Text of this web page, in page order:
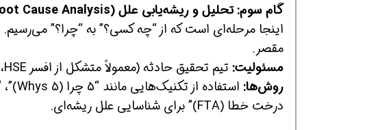
گام سوم: تحلیل و ریشه‌یابی علل (Root Cause Analysis)
اینجا مرحله‌ای است که از “چه کسی؟” به “چرا؟”
مقصر.
مسئولیت: تیم تحقیق حادثه (معمولاً متشکل از افسر HSE، نماینده بخش مربوطه و…)
روش‌ها:
درخت خطا (FTA)” برای شناسایی علل ریشه‌ای.